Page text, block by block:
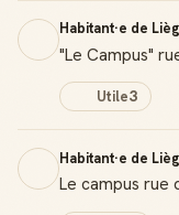
Habitant·e de
"Le Campus"
Utile3
Habitant·e de
Le campus rue